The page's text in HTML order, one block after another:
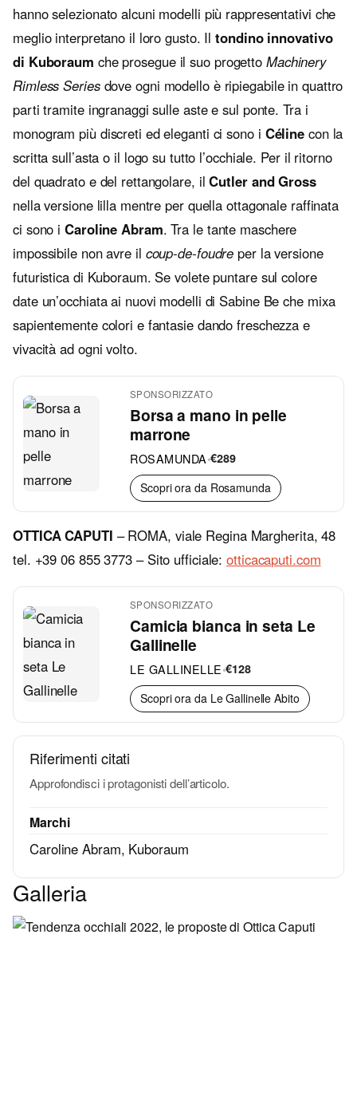
hanno selezionato alcuni modelli più rappresentativi che
meglio interpretano il loro gusto. Iltondino innovativo
di Kuboraum che prosegue il suo progetto Machinery
Rimless Seriesdove ogni modello è ripiegabile in quattro
parti tramite ingranaggi sulle aste e sul ponte. Tra i
monogram più discreti ed eleganti ci sono i Céline con la
scritta sull’asta o il logo su tutto l’occhiale. Per il ritorno
del quadrato e del rettangolare, ilCutler and Gross
nella versione lilla mentre per quella ottagonale raffinata
ci sono iCaroline Abram. Tra le tante maschere
impossibile non avre il coup-de-foudre per la versione
futuristica di Kuboraum. Se volete puntare sul colore
date un’occhiata ai nuovi modelli di Sabine Be che mixa
sapientemente colori e fantasie dando freschezza e
vivacità ad ogni volto.
SPONSORIZZATO
Borsa a mano in pelle
marrone
ROSAMUNDA•€289
Scopri ora da Rosamunda
OTTICA CAPUTI – ROMA, viale Regina Margherita, 48
tel. +3906 855 3773 – Sito ufficiale:otticacaputi.com
SPONSORIZZATO
Camicia bianca in seta Le
Gallinelle
LE GALLINELLE•€128
Scopri ora da Le Gallinelle Abito
Riferimenti citati
Approfondisci i protagonisti dell’articolo.
Marchi
Caroline Abram, Kuboraum
Galleria